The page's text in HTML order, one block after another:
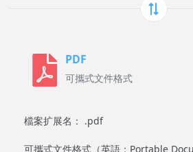
PDF
可攜式文件格式
檔案扩展名： .pdf
可攜式文件格式（英語：Portable